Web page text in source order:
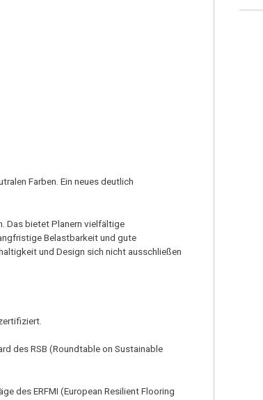
Farben. Ein neues deutlich
Das bietet Planern vielfältige
Belastbarkeit und gute
und Design sich nicht ausschließen
des RSB (Roundtable on Sustainable
des ERFMI (European Resilient Flooring